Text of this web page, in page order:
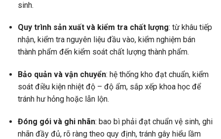
sinh.
Quy trình sản xuất và kiểm tra chất lượng: từ khâu tiếp
nhận, kiểm tra nguyên liệu đầu vào, kiểm nghiệm bán
thành phẩm đến kiểm soát chất lượng thành phẩm.
Bảo quản và vận chuyển: hệ thống kho đạt chuẩn, kiểm
soát điều kiện nhiệt độ – độ ẩm, sắp xếp khoa học để
tránh hư hỏng hoặc lẫn lộn.
Đóng gói và ghi nhãn: bao bì phải đạt chuẩn vệ sinh, ghi
nhãn đầy đủ, rõ ràng theo quy định, tránh gây hiểu lầm